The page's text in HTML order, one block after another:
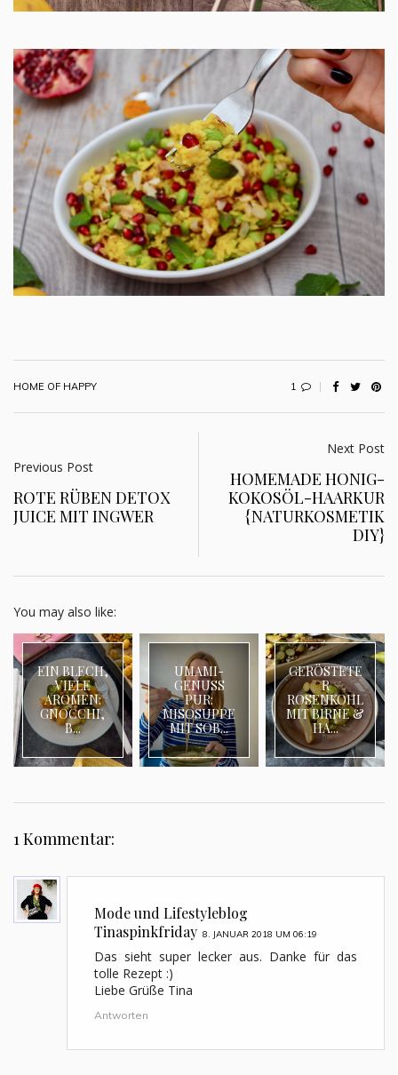
HOME OF HAPPY 1
Previous Post
ROTE RÜBEN DETOX
JUICE MIT INGWER
Next Post
HOMEMADE HONIG-
KOKOSÖL-HAARKUR
{NATURKOSMETIK
DIY}
You may also like:
EIN BLECH,
VIELE
AROMEN:
GNOCCHI,
B...
UMAMI-
GENUSS
PUR:
MISOSUPPE
MIT SOB...
GERÖSTETE
R
ROSENKOHL
MIT BIRNE &
HA...
1 Kommentar:
Mode und Lifestyleblog
Tinaspinkfriday 8. JANUAR 2018 UM 06:19
Das sieht super lecker aus. Danke für das
tolle Rezept :)
Liebe Grüße Tina
Antworten